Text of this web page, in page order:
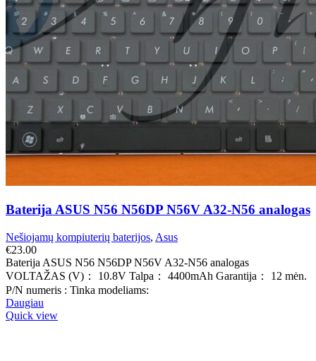
Baterija ASUS N56 N56DP N56V A32-N56 analogas
Nešiojamų kompiuterių baterijos, Asus
€23.00
Baterija ASUS N56 N56DP N56V A32-N56 analogas
VOLTAŽAS (V)： 10.8V Talpa： 4400mAh Garantija： 12 mėn.
P/N numeris : Tinka modeliams:
Daugiau
Quick view